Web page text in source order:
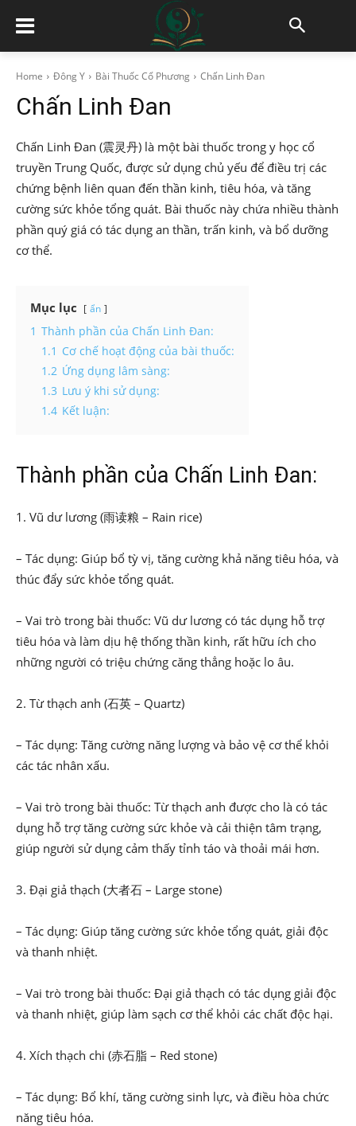
Home Đông Y Bài Thuốc Cổ Phương Chấn Linh Đan
Chấn Linh Đan
Chấn Linh Đan (震灵丹) là một bài thuốc trong y học cổ
truyền Trung Quốc, được sử dụng chủ yếu để điều trị các
chứng bệnh liên quan đến thần kinh, tiêu hóa, và tăng
cường sức khỏe tổng quát. Bài thuốc này chứa nhiều thành
phần quý giá có tác dụng an thần, trấn kinh, và bổ dưỡng
cơ thể.
Mục lục ẩn
1 Thành phần của Chấn Linh Đan:
1.1 Cơ chế hoạt động của bài thuốc:
1.2 Ứng dụng lâm sàng:
1.3 Lưu ý khi sử dụng:
1.4 Kết luận:
Thành phần của Chấn Linh Đan:
1. Vũ dư lương (雨读粮 – Rain rice)
– Tác dụng: Giúp bổ tỳ vị, tăng cường khả năng tiêu hóa, và
thúc đẩy sức khỏe tổng quát.
– Vai trò trong bài thuốc: Vũ dư lương có tác dụng hỗ trợ
tiêu hóa và làm dịu hệ thống thần kinh, rất hữu ích cho
những người có triệu chứng căng thẳng hoặc lo âu.
2. Từ thạch anh (石英 – Quartz)
– Tác dụng: Tăng cường năng lượng và bảo vệ cơ thể khỏi
các tác nhân xấu.
– Vai trò trong bài thuốc: Từ thạch anh được cho là có tác
dụng hỗ trợ tăng cường sức khỏe và cải thiện tâm trạng,
giúp người sử dụng cảm thấy tỉnh táo và thoải mái hơn.
3. Đại giả thạch (大者石 – Large stone)
– Tác dụng: Giúp tăng cường sức khỏe tổng quát, giải độc
và thanh nhiệt.
– Vai trò trong bài thuốc: Đại giả thạch có tác dụng giải độc
và thanh nhiệt, giúp làm sạch cơ thể khỏi các chất độc hại.
4. Xích thạch chi (赤石脂 – Red stone)
– Tác dụng: Bổ khí, tăng cường sinh lực, và điều hòa chức
năng tiêu hóa.